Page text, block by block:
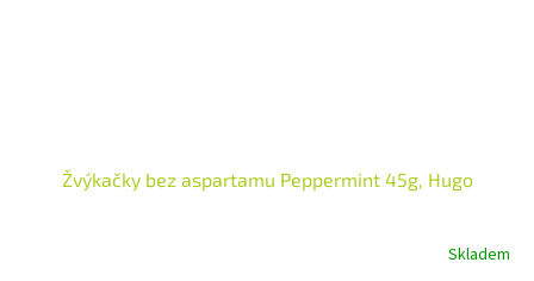
Žvýkačky bez aspartamu Peppermint 45g, Hugo
Skladem